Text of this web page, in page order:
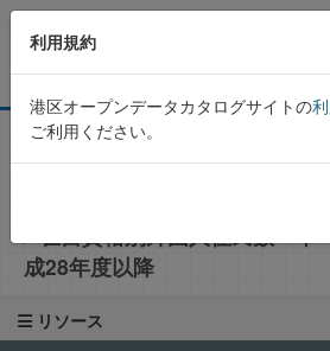
Skip to main content
組織
港区
在留資格別外国人住民数・平
在留資格別外国人住民数・平
成28年度以降
リソース
利用規約
港区オープンデータカタログサイトの
ご利用ください。